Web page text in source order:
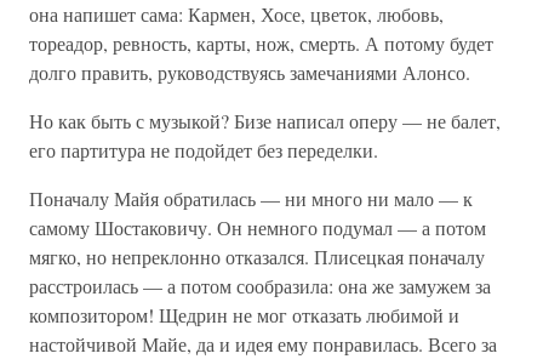
она напишет сама: Кармен, Хосе, цветок, любовь,
тореадор, ревность, карты, нож, смерть. А потому будет
долго править, руководствуясь замечаниями Алонсо.
Но как быть с музыкой? Бизе написал оперу — не балет,
его партитура не подойдет без переделки.
Поначалу Майя обратилась — ни много ни мало — к
самому Шостаковичу. Он немного подумал — а потом
мягко, но непреклонно отказался. Плисецкая поначалу
расстроилась — а потом сообразила: она же замужем за
композитором! Щедрин не мог отказать любимой и
настойчивой Майе, да и идея ему понравилась. Всего за